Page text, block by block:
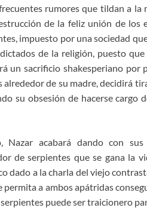
rumores que tildan a
de la feliz unión de
impuesto por una sociedad
de la religión, puesto
un sacrificio shakesperiano por
de su madre, decidirá
su obsesión de hacerse cargo
acabará dando con
de serpientes que se gana la
dado a la charla del viejo
a ambos apátridas
puede ser traicionero